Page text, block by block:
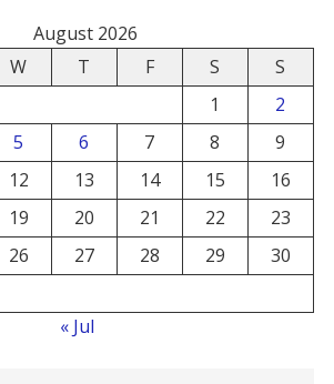
August 2026
W T F S
S
1
2
5 6 7 8
9
12 13 14 15
16
19 20 21 22
23
26 27 28 29
30
« Jul